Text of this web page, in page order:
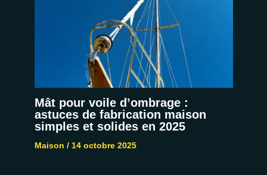
Mât pour voile d’ombrage :
astuces de fabrication maison
simples et solides en 2025
Maison / 14 octobre 2025